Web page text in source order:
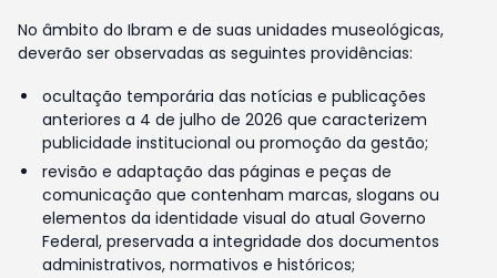
No âmbito do Ibram e de suas unidades museológicas,
deverão ser observadas as seguintes providências:
ocultação temporária das notícias e publicações
anteriores a 4 de julho de 2026 que caracterizem
publicidade institucional ou promoção da gestão;
revisão e adaptação das páginas e peças de
comunicação que contenham marcas, slogans ou
elementos da identidade visual do atual Governo
Federal, preservada a integridade dos documentos
administrativos, normativos e históricos;